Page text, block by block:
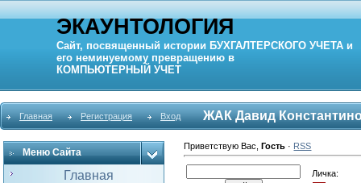
ЭКАУНТОЛОГИЯ
Сайт, посвященный истории БУХГАЛТЕРСКОГО УЧЕТА и
его неминуемому превращению в
КОМПЬЮТЕРНЫЙ УЧЕТ
Главная Регистрация Вход ЖАК Давид
Меню Сайта
Главная
Приветствую Вас ,Гость · RSS
Личка: